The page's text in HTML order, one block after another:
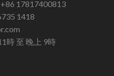
17817400813
1418
時 至 晚上 9時